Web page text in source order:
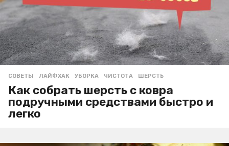
СОВЕТЫ ЛАЙФХАК ,УБОРКА ,ЧИСТОТА ,ШЕРСТЬ
Как собрать шерсть с ковра
подручными средствами быстро и
легко